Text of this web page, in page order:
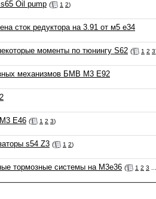
Oil pump ( 1 2)
сток редуктора на 3.91 от м5 е34
моменты по тюнингу S62 ( 1 2 3
механизмов БМВ М3 Е92
Е46 ( 1 2 3)
s54 Z3 ( 1 2)
тормозные системы на М3е36 ( 1 2 3